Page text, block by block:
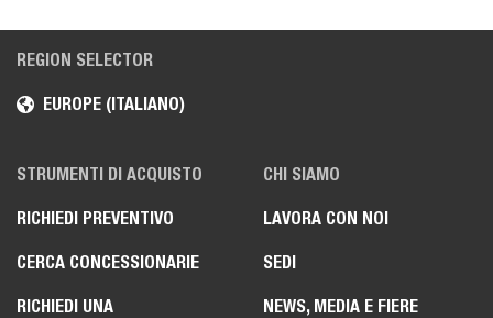
REGION SELECTOR
EUROPE (ITALIANO)
STRUMENTI DI ACQUISTO
RICHIEDI PREVENTIVO
CERCA CONCESSIONARIE
RICHIEDI UNA
CHI SIAMO
LAVORA CON NOI
SEDI
NEWS, MEDIA E FIERE